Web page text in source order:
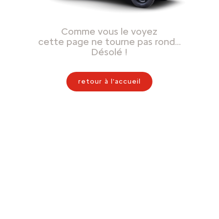
Comme vous le voyez
cette page ne tourne pas rond…
Désolé !
retour à l'accueil